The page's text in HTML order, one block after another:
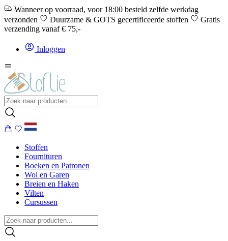
Wanneer op voorraad, voor 18:00 besteld zelfde werkdag
verzonden
Duurzame & GOTS gecertificeerde stoffen
Gratis
verzending vanaf € 75,-
Inloggen
Stoffen
Fournituren
Boeken en Patronen
Wol en Garen
Breien en Haken
Vilten
Cursussen